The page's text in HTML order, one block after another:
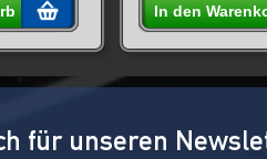
In den
für unseren